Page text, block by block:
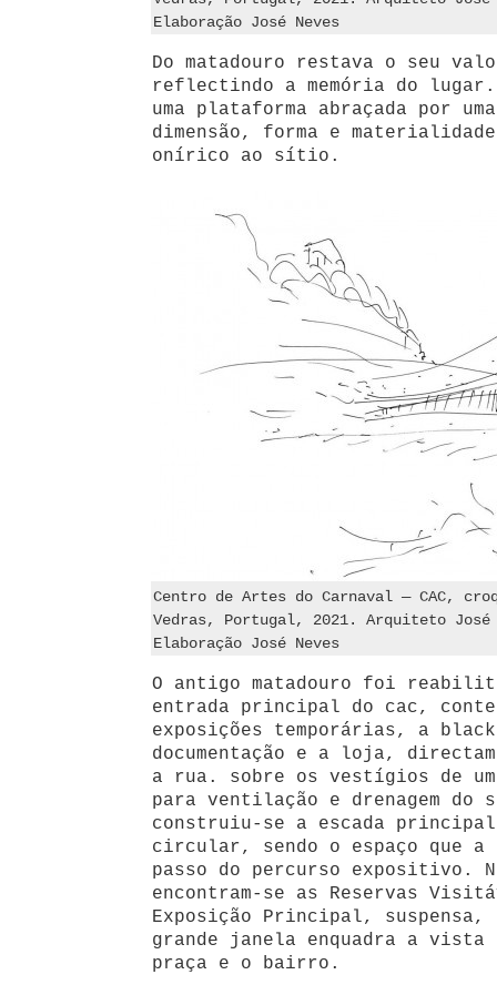
Elaboração José Neves
Do matadouro restava o seu
reflectindo a memória do
uma plataforma abraçada por
dimensão, forma e
onírico ao sítio.
Centro de Artes do Carnaval — CAC,
Vedras, Portugal, 2021. Arquiteto José
Elaboração José Neves
O antigo matadouro foi
entrada principal do cac,
exposições temporárias, a
documentação e a loja,
a rua. sobre os vestígios de
para ventilação e drenagem do
construiu-se a escada
circular, sendo o espaço que a
passo do percurso expositivo.
encontram-se as Reservas
Exposição Principal, suspensa,
grande janela enquadra a vista
praça e o bairro.